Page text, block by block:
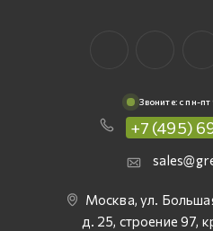
Звоните: c пн-
+7 (495)
Москва, ул.
д. 25, строение 97,